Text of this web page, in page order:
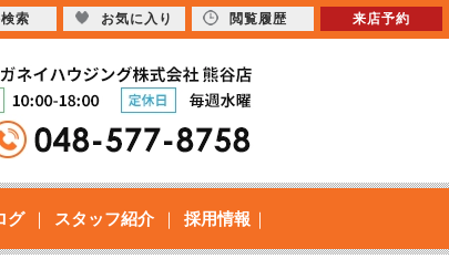
グ スタッフ紹介 採用情報
索 お気に入り 閲覧履歴 来店予約